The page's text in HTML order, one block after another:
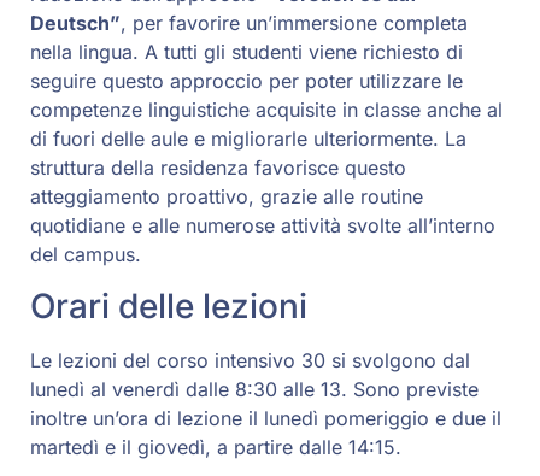
Deutsch”, per favorire un’immersione completa
nella lingua. A tutti gli studenti viene richiesto di
seguire questo approccio per poter utilizzare le
competenze linguistiche acquisite in classe anche al
di fuori delle aule e migliorarle ulteriormente. La
struttura della residenza favorisce questo
atteggiamento proattivo, grazie alle routine
quotidiane e alle numerose attività svolte all’interno
del campus.
Orari delle lezioni
Le lezioni del corso intensivo 30 si svolgono dal
lunedì al venerdì dalle 8:30 alle 13. Sono previste
inoltre un’ora di lezione il lunedì pomeriggio e due il
martedì e il giovedì, a partire dalle 14:15.